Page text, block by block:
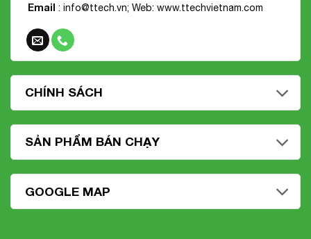
Email : info@ttech.vn; Web: www.ttechvietnam.com
CHÍNH SÁCH
SẢN PHẨM BÁN CHẠY
GOOGLE MAP